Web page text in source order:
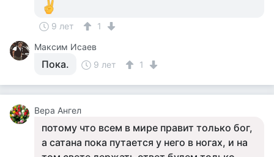
9 лет
1
Максим Исаев
Пока. 9 лет 1
Вера Ангел
потому что всем в мире правит только бог,
а сатана пока путается у него в ногах, и на